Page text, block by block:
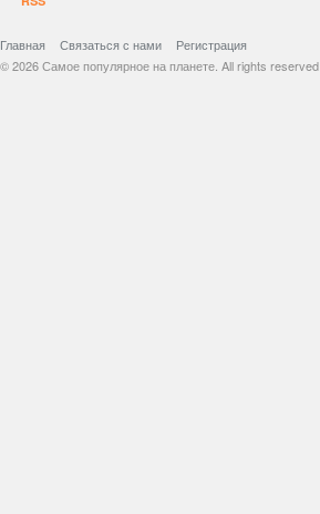
Главная Связаться с нами
Регистрация
© 2026 Самое популярное на планете. All rights reserved